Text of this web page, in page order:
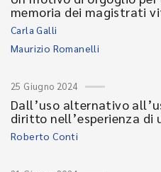
memoria dei magistrati
Carla Galli
Maurizio Romanelli
25 Giugno 2024
Dall’uso alternativo
diritto nell’esperienza di
Roberto Conti